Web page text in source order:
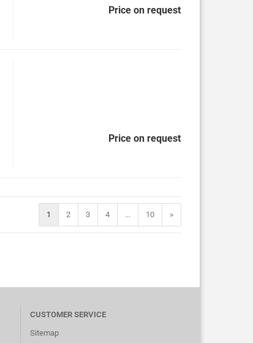
Price on request
Price on request
1 2 3 4 ... 10 »
CUSTOMER SERVICE
Sitemap